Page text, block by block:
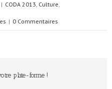
| CODA 2013, Culture,
| 0 Commentaires
plate-forme !